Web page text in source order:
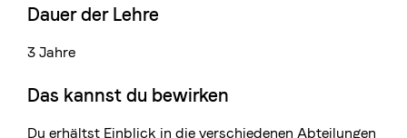
Dauer der Lehre
3 Jahre
Das kannst du bewirken
Du erhältst Einblick in die verschiedenen Abteilungen